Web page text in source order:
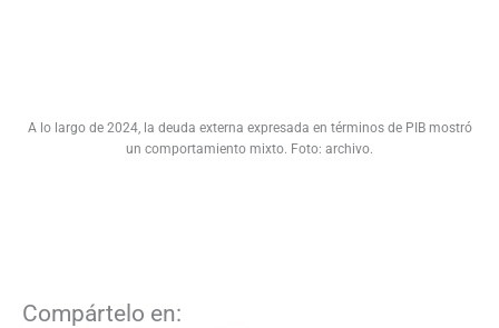
A lo largo de 2024, la deuda externa expresada en términos de PIB mostró
un comportamiento mixto. Foto: archivo.
Compártelo en: